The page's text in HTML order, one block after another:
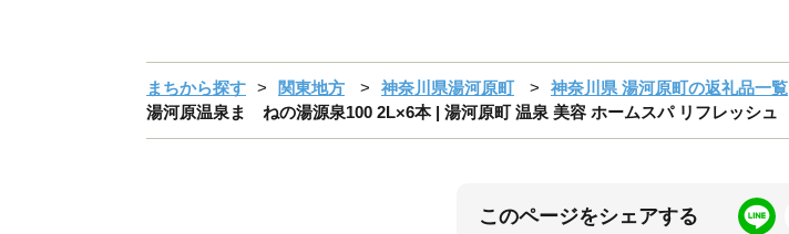
まちから探す 関東地方 神奈川県湯河原町
神奈川県 湯河原町の返礼品一覧
湯河原温泉まゝねの湯源泉100 2L×6本 | 湯河原町 温泉 美容 ホームスパ リフレッシュ
このページをシェアする